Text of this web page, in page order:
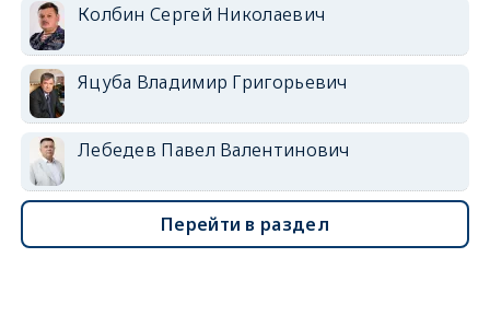
Колбин Сергей Николаевич
Яцуба Владимир Григорьевич
Лебедев Павел Валентинович
Перейти в раздел